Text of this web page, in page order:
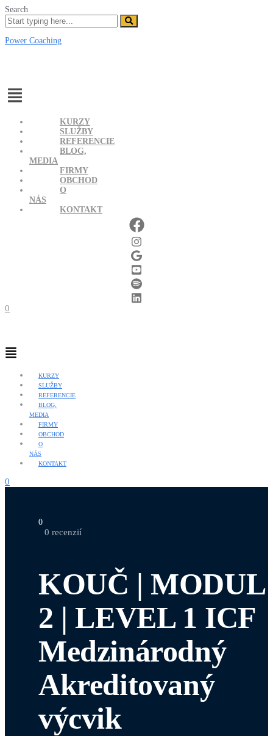
Search
Power Coaching
Menu
KURZY
SLUŽBY
REFERENCIE
BLOG,
MEDIA
FIRMY
OBCHOD
O
NÁS
KONTAKT
0
Menu
KURZY
SLUŽBY
REFERENCIE
BLOG,
MEDIA
FIRMY
OBCHOD
O
NÁS
KONTAKT
0
0
0 recenzií
KOUČ | MODUL
2 | LEVEL 1 ICF
Medzinárodný
Akreditovaný
výcvik